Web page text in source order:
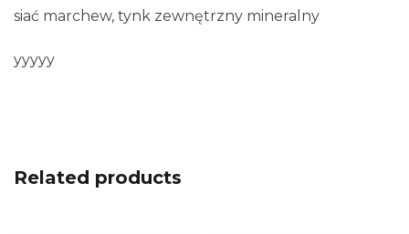
siać marchew, tynk zewnętrzny mineralny
yyyyy
Related products